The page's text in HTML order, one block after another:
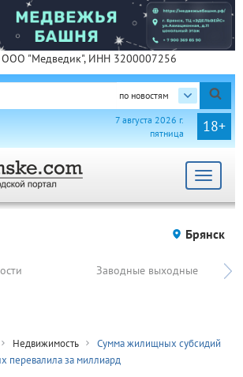
ООО "Медведик", ИНН 3200007256
по новостям
18+
7 августа 2026 г.
пятница
Toggle
Брянск
Заводные выходные
Недвижимость
Сумма жилищных субсидий
перевалила за миллиард